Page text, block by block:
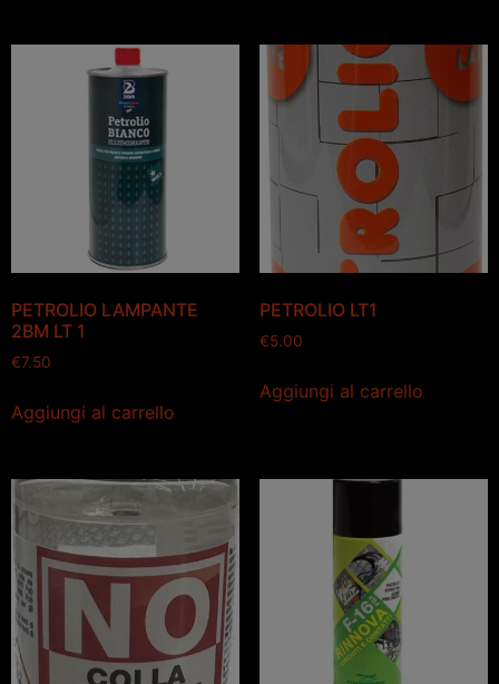
PETROLIO LAMPANTE
2BM LT 1
€7.50
Aggiungi al carrello
PETROLIO LT1
€5.00
Aggiungi al carrello